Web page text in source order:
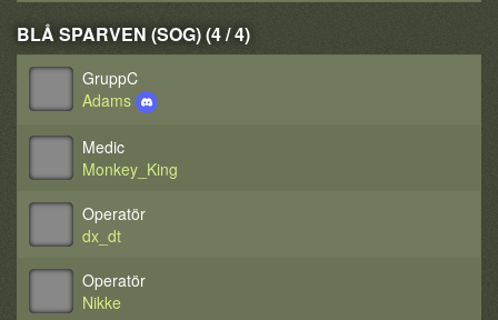
BLÅ SPARVEN (SOG) (4 / 4)
GruppC
Adams
Medic
Monkey_King
Operatör
dx_dt
Operatör
Nikke